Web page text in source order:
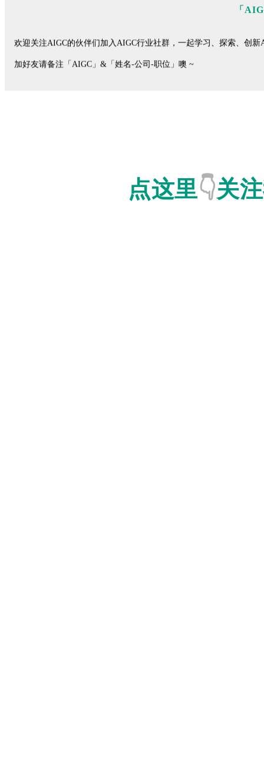
「
欢迎关注AIGC的伙伴们加入AIGC行业社群，一起学习、探索、创新
加好友请备注「AIGC」&「姓名-公司-职位」噢 ~
点这里👇关